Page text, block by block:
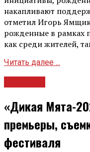
накапливают
отметил Игорь
рожденные в рамках
как среди жителей,
Читать далее ...
«Дикая Мята-
премьеры,
фестиваля